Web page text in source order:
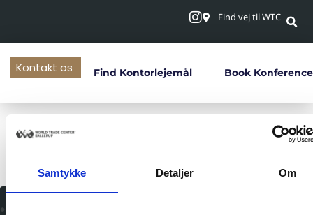
Samtykke Detaljer Om
Find vej til WTC
Find Kontorlejemål Book Konference
Kontakt os
Halvdagsmøde –
eftermiddag